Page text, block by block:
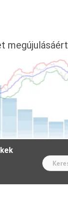
megújulásáért